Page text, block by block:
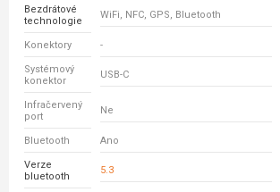
Bezdrátové
technologie
WiFi, NFC, GPS, Bluetooth
Konektory -
Systémový
konektor
USB-C
Infračervený
port
Ne
Bluetooth Ano
Verze
bluetooth
5.3